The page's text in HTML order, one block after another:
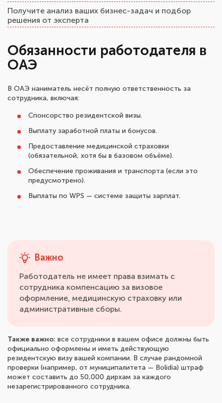
Обязанности работодателя в
ОАЭ
В ОАЭ наниматель несёт полную ответственность за
сотрудника, включая:
Спонсорство резидентской визы.
Выплату заработной платы и бонусов.
Предоставление медицинской страховки
(обязательной, хотя бы в базовом объёме).
Обеспечение проживания и транспорта (если это
предусмотрено).
Выплаты по WPS — системе защиты зарплат.
Важно
Работодатель не имеет права взимать с
сотрудника компенсацию за визовое
оформление, медицинскую страховку или
административные сборы.
Также важно: все сотрудники в вашем офисе должны быть
официально оформлены и иметь действующую
резидентскую визу вашей компании. В случае рандомной
проверки (например, от муниципалитета — Bolidia) штраф
может составить до 50,000 дирхам за каждого
незарегистрированного сотрудника.
Получите анализ ваших бизнес-задач и подбор
решения от эксперта